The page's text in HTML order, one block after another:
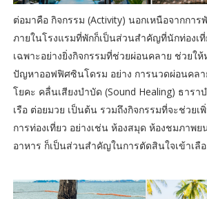
ต่อมาคือ กิจกรรม (Activity) นอกเหนือจากการ
ภายในโรงแรมที่พักก็เป็นส่วนสำคัญที่นักท่องเ
เฉพาะอย่างยิ่งกิจกรรมที่ช่วยผ่อนคลาย ช่วยใ
ปัญหาออฟฟิศซินโดรม อย่าง การนวดผ่อนคลา
โยคะ คลื่นเสียงบำบัด (Sound Healing) ธารา
เรือ ต่อยมวย เป็นต้น รวมถึงกิจกรรมที่จะช่วย
การท่องเที่ยว อย่างเช่น ห้องสมุด ห้องชมภาพย
อาหาร ก็เป็นส่วนสำคัญในการตัดสินใจเข้าเลื